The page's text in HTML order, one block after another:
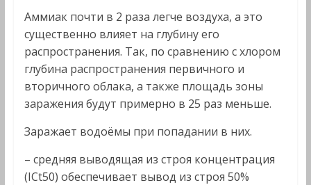
Аммиак почти в 2 раза легче воздуха, а это
существенно влияет на глубину его
распространения. Так, по сравнению с хлором
глубина распространения первичного и
вторичного облака, а также площадь зоны
заражения будут примерно в 25 раз меньше.
Заражает водоёмы при попадании в них.
– средняя выводящая из строя концентрация
(ICt50) обеспечивает вывод из строя 50%